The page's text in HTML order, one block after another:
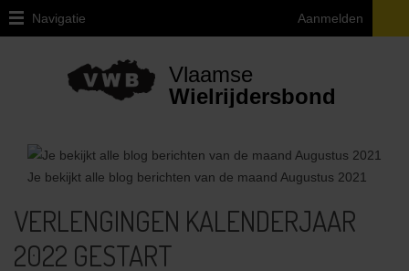
Navigatie Aanmelden
Over
Juridische
vragen
ivm
fiets
Provinciale
Vlaamse
Wielrijdersbond
Je bekijkt alle blog berichten van de maand Augustus 2021
VERLENGINGEN KALENDERJAAR
2022 GESTART